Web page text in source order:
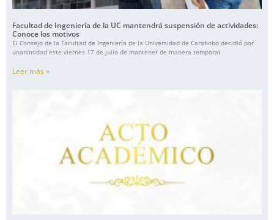
Facultad de Ingeniería de la UC mantendrá suspensión de actividades:
Conoce los motivos
El Consejo de la Facultad de Ingeniería de la Universidad de Carabobo decidió por
unanimidad este viernes 17 de julio de mantener de manera temporal
Leer más »